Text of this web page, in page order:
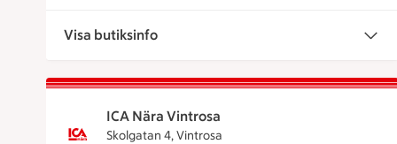
Visa butiksinfo
ICA Nära Vintrosa
Skolgatan 4, Vintrosa